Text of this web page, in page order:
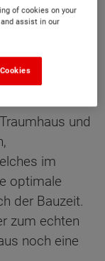
an
große
dabei für
und
im
optimale
der Bauzeit.
zum echten
noch eine
of cookies on your
assist in our